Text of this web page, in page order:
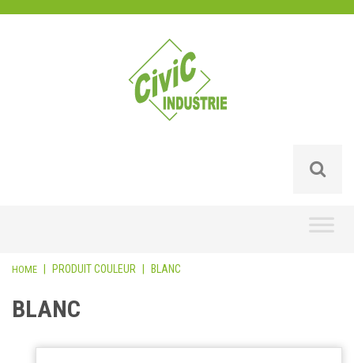
HOME PRODUIT COULEUR BLANC
BLANC